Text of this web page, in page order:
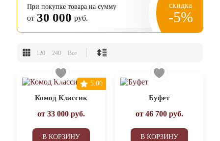
При покупке товара на сумму
от 30 000 руб.
скидка
-5%
120 240 Все
Комод Классик
от 33 000руб.
В КОРЗИНУ
5.00
Буфет
от 46 700руб.
В КОРЗИНУ